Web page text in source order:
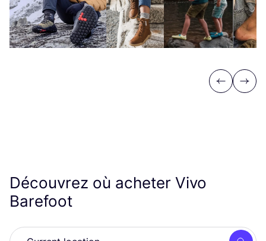
Previous
Next
Découvrez où acheter Vivo
Barefoot